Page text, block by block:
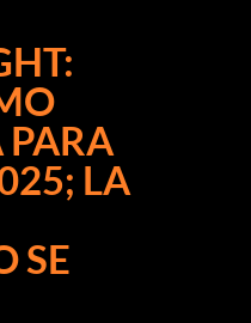
LA
SE